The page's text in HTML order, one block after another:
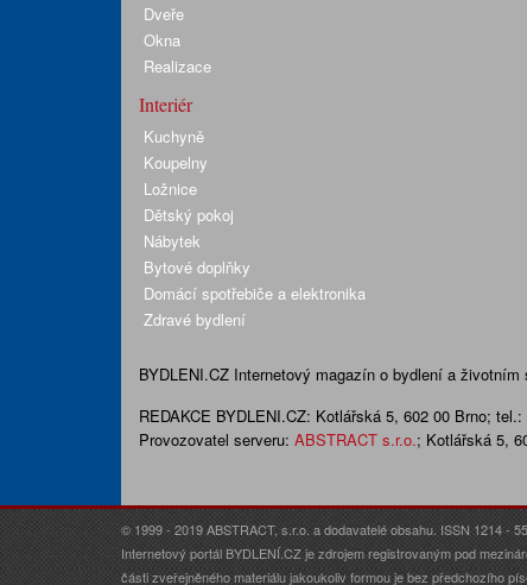
Dveře
Okna
Realizace
Interiér
Kuchyně
Koupelny
Ložnice
Dětský pokoj
Nábytek
Bytové doplňky
Domácí spotřebiče a elektronika
Zdravé bydlení
BYDLENI.CZ Internetový magazín o bydlení a
REDAKCE BYDLENI.CZ: Kotlářská 5, 602 00 Brno; tel.:
Provozovatel serveru: ABSTRACT s.r.o.; Kotlářská 5,
© 1999 - 2019 ABSTRACT, s.r.o. a dodavatelé obsahu. ISSN 1214 -
Internetový portál BYDLENÍ.CZ je zdrojem registrovaným pod
části zveřejněného materiálu jakoukoliv formou je bez předchozího